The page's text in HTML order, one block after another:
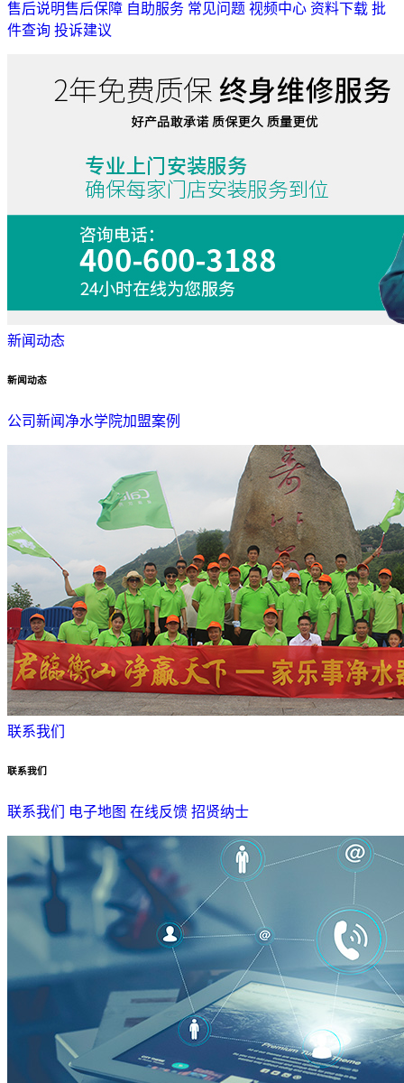
售后说明售后保障 自助服务 常见问题 视频中心 资料下载 批
件查询 投诉建议
新闻动态
新闻动态
公司新闻 净水学院加盟案例
联系我们
联系我们
联系我们 电子地图 在线反馈 招贤纳士